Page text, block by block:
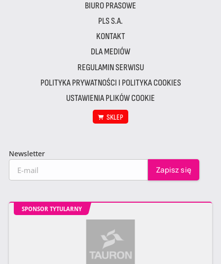
BIURO PRASOWE
PLS S.A.
KONTAKT
DLA MEDIÓW
REGULAMIN SERWISU
POLITYKA PRYWATNOŚCI I POLITYKA COOKIES
USTAWIENIA PLIKÓW COOKIE
SKLEP
Newsletter
SPONSOR TYTULARNY